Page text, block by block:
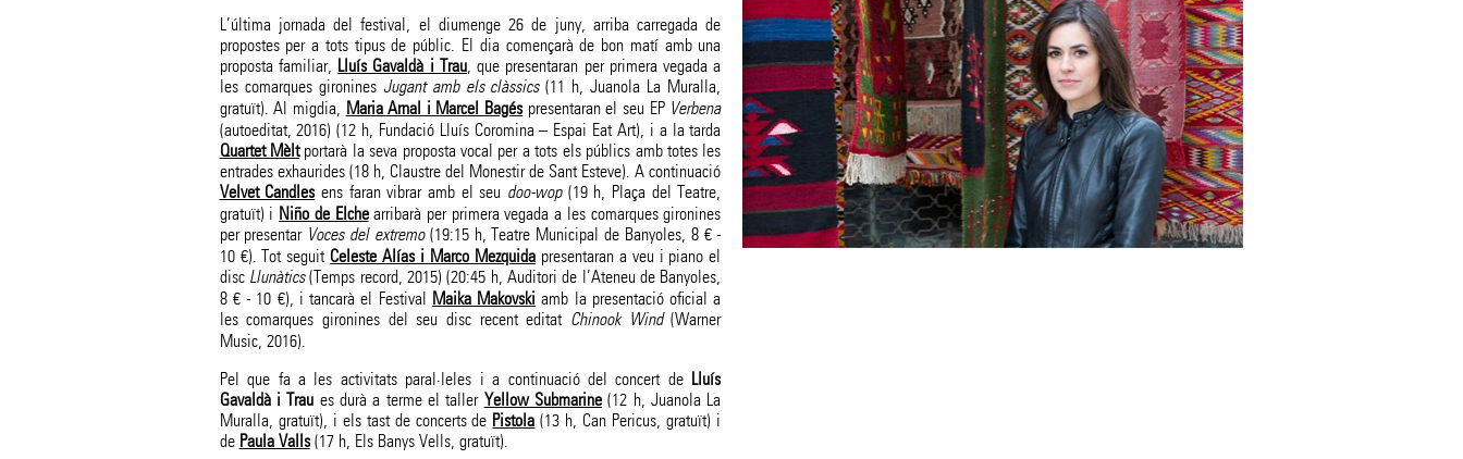
L’última jornada del festival, el diumenge 26 de juny, arriba carregada de
propostes per a tots tipus de públic. El dia començarà de bon matí amb una
proposta familiar, Lluís Gavaldà i Trau, que presentaran per primera vegada a
les comarques gironines Jugant amb els clàssics(11 h, Juanola La Muralla,
gratuït). Al migdia, Maria Arnal i Marcel Bagéspresentaran el seu EP Verbena
(autoeditat, 2016) (12 h, Fundació Lluís Coromina – Espai Eat Art), i a la tarda
Quartet Mèltportarà la seva proposta vocal per a tots els públics amb totes les
entrades exhaurides (18 h, Claustre del Monestir de Sant Esteve). A continuació
Velvet Candlesens faran vibrar amb el seu doo-wop(19 h, Plaça del Teatre,
gratuït) i Niño de Elchearribarà per primera vegada a les comarques gironines
per presentar Voces del extremo(19:15 h, Teatre Municipal de Banyoles, 8 € -
10 €). Tot seguit Celeste Alías i Marco Mezquidapresentaran a veu i piano el
disc Llunàtics(Temps record, 2015) (20:45 h, Auditori de l’Ateneu de Banyoles,
8 € - 10 €), i tancarà el Festival Maika Makovski amb la presentació oficial a
les comarques gironines del seu disc recent editat Chinook Wind(Warner
Music, 2016).
Pel que fa a les activitats paral·leles i a continuació del concert de Lluís
Gavaldà i Trau es durà a terme el taller Yellow Submarine (12 h, Juanola La
Muralla, gratuït), i els tast de concerts de Pistola (13 h, Can Pericus, gratuït) i
de Paula Valls(17 h, Els Banys Vells, gratuït).